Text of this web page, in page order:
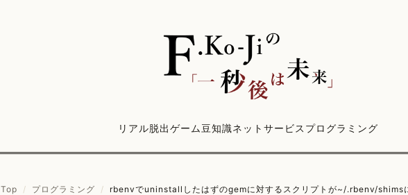
リアル脱出ゲーム豆知識ネットサービス プログラミング
Top / プログラミング / rbenvでuninstallしたはずのgemに対するスクリプトが~/.rbenv/shimsに残